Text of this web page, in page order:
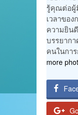
รู้คุณต่อผู้
เวลาขอ
ความยิน
บรรยาก
คนในกา
more